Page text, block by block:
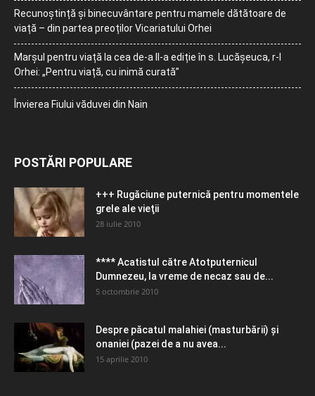
Recunoștință și binecuvântare pentru mamele dătătoare de
viață – din partea preoților Vicariatului Orhei
Marșul pentru viață la cea de-a II-a ediție în s. Lucășeuca, r-l
Orhei: „Pentru viață, cu inimă curată”
Învierea Fiului văduvei din Nain
POSTĂRI POPULARE
+++ Rugăciune puternică pentru momentele
grele ale vieţii
28 iulie 2010
**** Acatistul către Atotputernicul
Dumnezeu, la vreme de necaz sau de...
5 octombrie 2010
Despre păcatul malahiei (masturbării) şi
onaniei (pazei de a nu avea...
15 aprilie 2010